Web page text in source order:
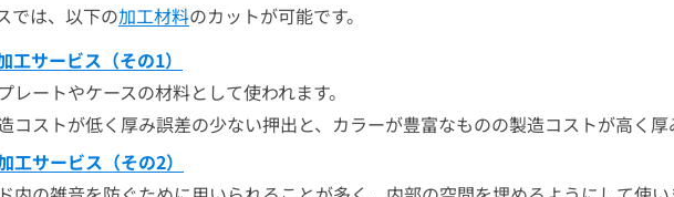
では、以下の加工材料のカットが可能です。
工サービス（その1）
ートやケースの材料として使われます。
コストが低く厚み誤差の少ない押出と、カラーが豊富なものの製造コストが高く
工サービス（その2）